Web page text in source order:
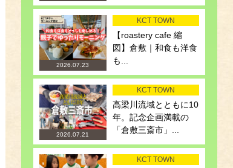
2026.07.23
KCT TOWN
【roastery cafe 縮
図】倉敷｜和食も洋食
も...
2026.07.21
KCT TOWN
高梁川流域とともに10
年。記念企画満載の
「倉敷三斎市」...
KCT TOWN